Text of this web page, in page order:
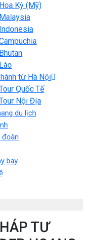
Hoa Kỳ (Mỹ)
Malaysia
Indonesia
Bhutan
Lào
từ Hà Nội
Quốc Tế
Nội Địa
du lịch
đoàn
bay
TƯ